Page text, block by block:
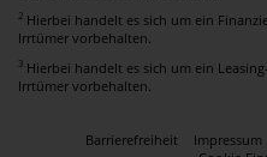
2 Hierbei handelt es sich um ein
Irrtümer vorbehalten.
3 Hierbei handelt es sich um ein
Irrtümer vorbehalten.
Barrierefreiheit Impressum